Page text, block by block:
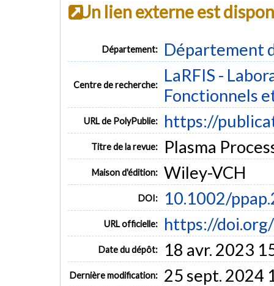
Un lien externe est
Département: Département
Centre de recherche:
LaRFIS -
Fonctionnels
URL de PolyPublie: https://
Titre de la revue: Plasma
Maison d'édition: Wiley-VCH
DOI: 10.1002/
URL officielle: https://
Date du dépôt: 18 avr. 2023
Dernière modification: 25 sept. 2024